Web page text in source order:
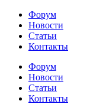
Форум
Новости
Статьи
Контакты
Форум
Новости
Статьи
Контакты